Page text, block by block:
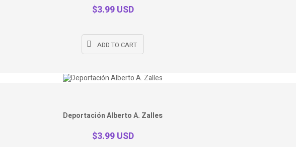
$3.99 USD
ADD TO CART
Deportación Alberto A. Zalles
$3.99 USD